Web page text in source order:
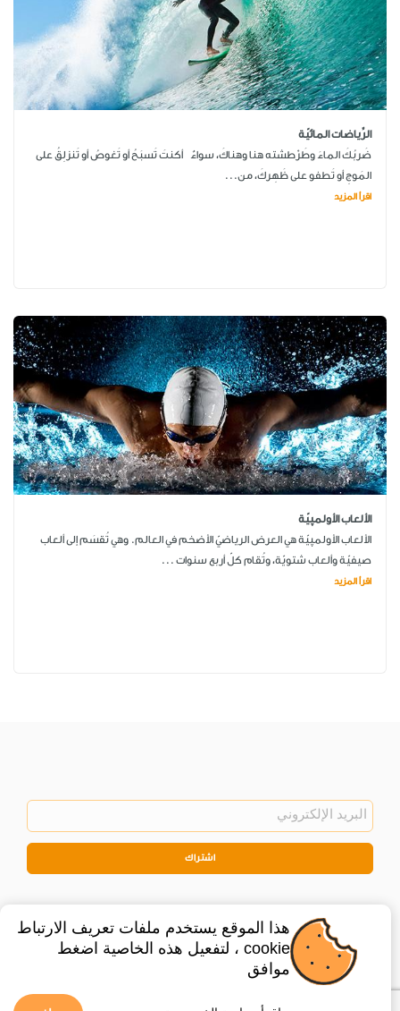
الرِّياضات المائيّة
ضَربُكَ الماءَ وطَرْطشته هنا وهناكَ، سواءٌ أكنتَ تَسبَحُ أو تَغوصُ أو تَنزلِقُ على
المَوجِ أو تَطفو على ظَهِركَ، من...
اقرأ المزيد
الألعاب الأولمپيّة
الألعاب الأولمپيّة هي العرض الرياضيّ الأضخم في العالم. وهي تُقسَم إلى ألعاب
صيفيّة وألعاب شتويّة، وتُقام كلّ أربع سنوات ...
اقرأ المزيد
اشتراك
هذا الموقع يستخدم ملفات تعريف الارتباط
cookie ، لتفعيل هذه الخاصية اضغط
موافق